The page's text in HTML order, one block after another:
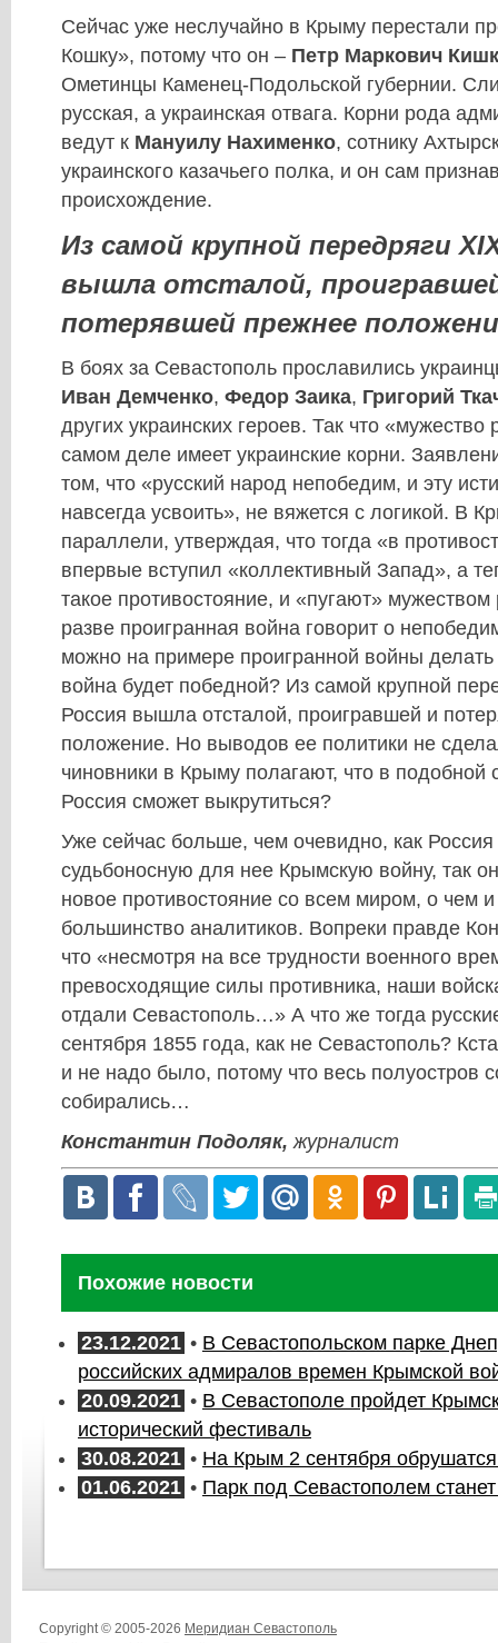
Сейчас уже неслучайно в Крыму перестали
Кошку», потому что он – Петр Маркович
Ометинцы Каменец-Подольской губернии.
русская, а украинская отвага. Корни рода
ведут к Мануилу Нахименко, сотнику
украинского казачьего полка, и он сам
происхождение.
Из самой крупной передряги
вышла отсталой,
потерявшей прежнее
В боях за Севастополь прославились
Иван Демченко, Федор Заика, Григорий
других украинских героев. Так что «мужество
самом деле имеет украинские корни.
том, что «русский народ непобедим, и эту
навсегда усвоить», не вяжется с логикой. В
параллели, утверждая, что тогда «в
впервые вступил «коллективный Запад», а
такое противостояние, и «пугают» мужеством
разве проигранная война говорит о
можно на примере проигранной войны
война будет победной? Из самой крупной
Россия вышла отсталой, проигравшей и
положение. Но выводов ее политики не
чиновники в Крыму полагают, что в подобной
Россия сможет выкрутиться?
Уже сейчас больше, чем очевидно, как Россия
судьбоносную для нее Крымскую войну, так
новое противостояние со всем миром, о чем и
большинство аналитиков. Вопреки правде
что «несмотря на все трудности военного
превосходящие силы противника, наши
отдали Севастополь…» А что же тогда
сентября 1855 года, как не Севастополь?
и не надо было, потому что весь полуостров
собирались…
Константин Подоляк, журналист
Похожие новости
23.12.2021 • В Севастопольском парке
российских адмиралов времен Крымской
20.09.2021 • В Севастополе пройдет
исторический фестиваль
30.08.2021 • На Крым 2 сентября
01.06.2021 • Парк под Севастополем
Copyright © 2005-2026 Меридиан Севастополь